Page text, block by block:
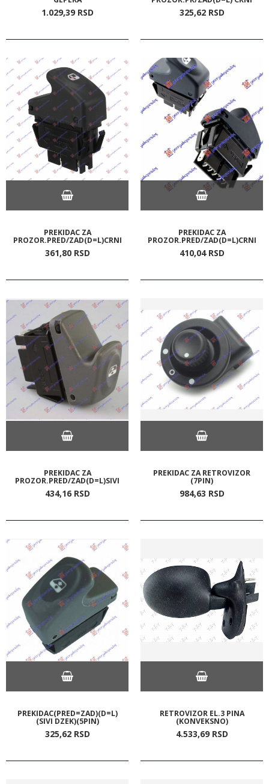
1.029,39 RSD 325,62 RSD
PREKIDAC ZA
PROZOR.PRED/ZAD(D=L)CRNI
361,80 RSD
PREKIDAC ZA
PROZOR.PRED/ZAD(D=L)CRNI
410,04 RSD
PREKIDAC ZA
PROZOR.PRED/ZAD(D=L)SIVI
434,16 RSD
PREKIDAC ZA RETROVIZOR
(7PIN)
984,63 RSD
PREKIDAC(PRED=ZAD)(D=L)
(SIVI DZEK)(5PIN)
325,62 RSD
RETROVIZOR EL.3 PINA
(KONVEKSNO)
4.533,69 RSD